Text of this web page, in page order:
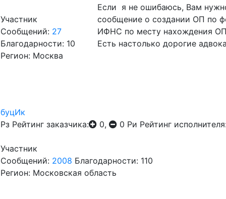
Участник
Сообщений: 27
Благодарности: 10
Регион: Москва
Если я не ошибаюсь, Вам
сообщение о создании ОП по
ИФНС по месту нахождения
Есть настолько дорогие
буцИк
Рз Рейтинг заказчика: 0, 0 Ри Рейтинг
Участник
Сообщений: 2008 Благодарности: 110
Регион: Московская область